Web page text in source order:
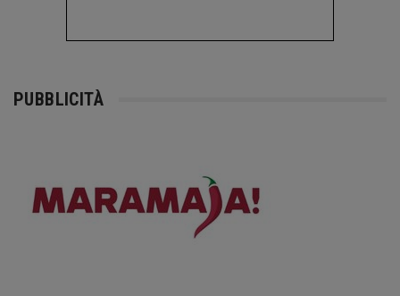
PUBBLICITÀ